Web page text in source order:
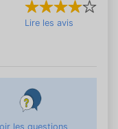
Lire les avis
les questions